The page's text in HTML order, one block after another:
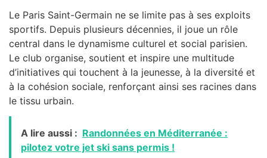
Le Paris Saint-Germain ne se limite pas à ses exploits
sportifs. Depuis plusieurs décennies, il joue un rôle
central dans le dynamisme culturel et social parisien.
Le club organise, soutient et inspire une multitude
d’initiatives qui touchent à la jeunesse, à la diversité et
à la cohésion sociale, renforçant ainsi ses racines dans
le tissu urbain.
A lire aussi : Randonnées en Méditerranée :
pilotez votre jet ski sans permis !